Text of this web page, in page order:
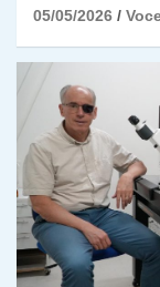
05/05/2026